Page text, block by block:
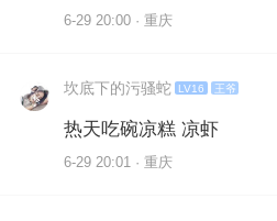
6-29 20:00 · 重庆
坎底下的污骚蛇 LV16 王爷
热天吃碗凉糕 凉虾
6-29 20:01 · 重庆